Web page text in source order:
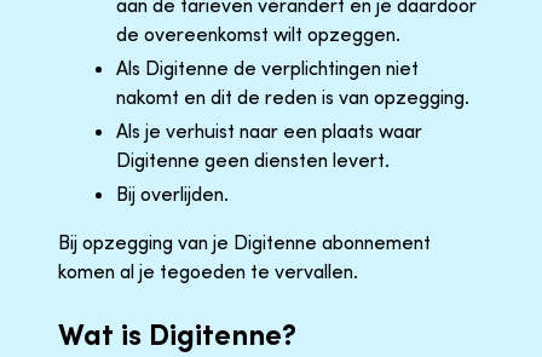
aan de tarieven verandert en je daardoor
de overeenkomst wilt opzeggen.
Als Digitenne de verplichtingen niet
nakomt en dit de reden is van opzegging.
Als je verhuist naar een plaats waar
Digitenne geen diensten levert.
Bij overlijden.
Bij opzegging van je Digitenne abonnement
komen al je tegoeden te vervallen.
Wat is Digitenne?